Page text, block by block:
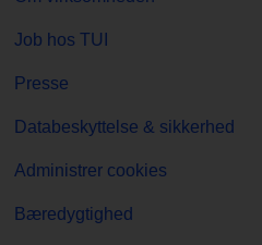
Job hos TUI
Presse
Databeskyttelse & sikkerhed
Administrer cookies
Bæredygtighed